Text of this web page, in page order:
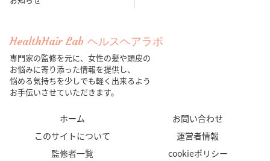
HealthHair Lab ヘルスヘアラボ
専門家の監修を元に、女性の髪や頭皮の
お悩みに寄り添った情報を提供し、
悩める気持ちを少しでも軽く出来るよう
お手伝いさせていただきます。
ホーム
お問い合わせ
このサイトについて
運営者情報
監修者一覧
cookieポリシー